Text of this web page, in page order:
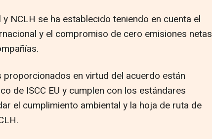
NCLH se ha establecido teniendo en cuenta el
y el compromiso de cero emisiones netas
en virtud del acuerdo están
de ISCC EU y cumplen con los estándares
el cumplimiento ambiental y la hoja de ruta de